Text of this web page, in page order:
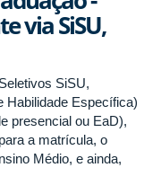
via SiSU,
SiSU,
Habilidade Específica)
presencial ou EaD),
a matrícula, o
Médio, e ainda,